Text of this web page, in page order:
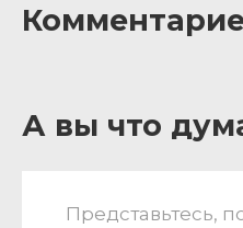
А вы что